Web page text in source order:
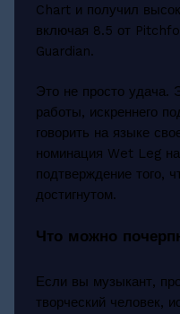
Chart и получил
включая 8.5 от
Guardian.
Это не просто удача.
работы, искреннего
говорить на языке
номинация Wet Leg
подтверждение того,
достигнутом.
Что можно
Если вы музыкант,
творческий человек,